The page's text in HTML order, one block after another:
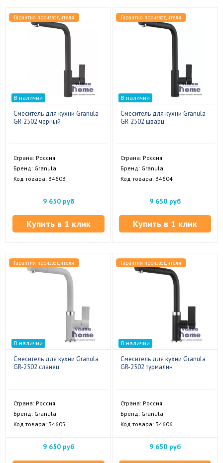
Гарантия производителя
В наличии
Смеситель для кухни Granula
GR-2502 черный
Страна: Россия
Бренд: Granula
Код товара: 34603
9 650 руб
Купить в 1 клик
Гарантия производителя
В наличии
Смеситель для кухни Granula
GR-2502 шварц
Страна: Россия
Бренд: Granula
Код товара: 34604
9 650 руб
Купить в 1 клик
Гарантия производителя
В наличии
Смеситель для кухни Granula
GR-2502 сланец
Страна: Россия
Бренд: Granula
Код товара: 34605
9 650 руб
Гарантия производителя
В наличии
Смеситель для кухни Granula
GR-2502 турмалин
Страна: Россия
Бренд: Granula
Код товара: 34606
9 650 руб